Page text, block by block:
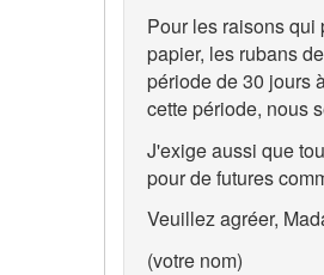
Pour les raisons qui
papier, les rubans
période de 30 jours
cette période, nous
J'exige aussi que
pour de futures
Veuillez agréer,
(votre nom)